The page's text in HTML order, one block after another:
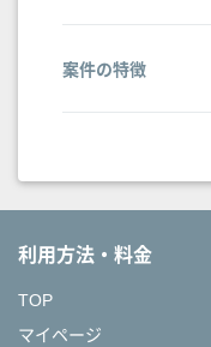
案件の特徴
利用方法・料金
TOP
マイページ